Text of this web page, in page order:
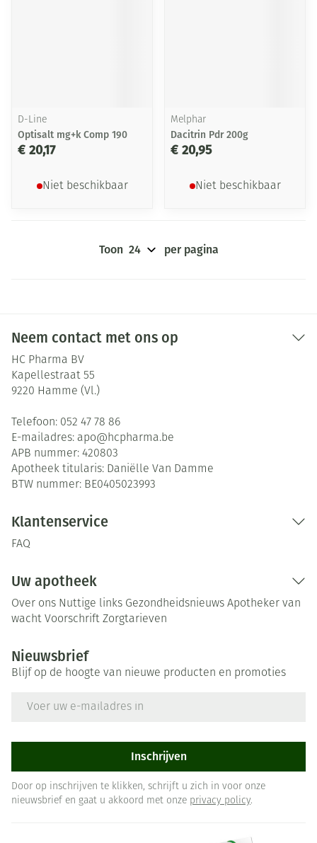
D-Line
Optisalt mg+k Comp 190
€ 20,17
Niet beschikbaar
Melphar
Dacitrin Pdr 200g
€ 20,95
Niet beschikbaar
Toon per pagina
Neem contact met ons op
HC Pharma BV
Kapellestraat 55
9220 Hamme (Vl.)
Telefoon: 052 47 78 86
E-mailadres: apo@hcpharma.be
APB nummer: 420803
Apotheek titularis: Daniëlle Van Damme
BTW nummer: BE0405023993
Klantenservice
FAQ
Uw apotheek
Over ons Nuttige links Gezondheidsnieuws Apotheker van
wacht Voorschrift Zorgtarieven
Nieuwsbrief
Blijf op de hoogte van nieuwe producten en promoties
Inschrijven
Door op inschrijven te klikken, schrijft u zich in voor onze
nieuwsbrief en gaat u akkoord met onze privacy policy.